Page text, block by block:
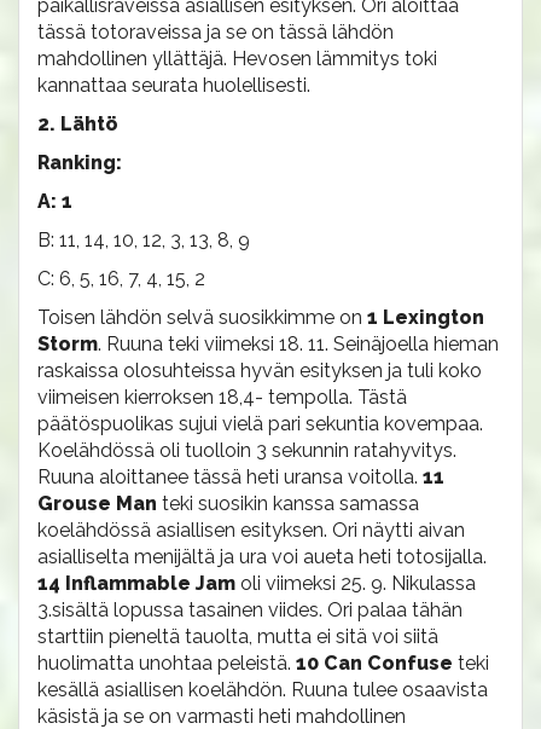
paikallisraveissa asiallisen esityksen. Ori aloittaa
tässä totoraveissa ja se on tässä lähdön
mahdollinen yllättäjä. Hevosen lämmitys toki
kannattaa seurata huolellisesti.
2. Lähtö
Ranking:
A: 1
B: 11, 14, 10, 12, 3, 13, 8, 9
C: 6, 5, 16, 7, 4, 15, 2
Toisen lähdön selvä suosikkimme on 1 Lexington
Storm. Ruuna teki viimeksi 18. 11. Seinäjoella hieman
raskaissa olosuhteissa hyvän esityksen ja tuli koko
viimeisen kierroksen 18,4- tempolla. Tästä
päätöspuolikas sujui vielä pari sekuntia kovempaa.
Koelähdössä oli tuolloin 3 sekunnin ratahyvitys.
Ruuna aloittanee tässä heti uransa voitolla. 11
Grouse Man teki suosikin kanssa samassa
koelähdössä asiallisen esityksen. Ori näytti aivan
asialliselta menijältä ja ura voi aueta heti totosijalla.
14 Inflammable Jam oli viimeksi 25. 9. Nikulassa
3.sisältä lopussa tasainen viides. Ori palaa tähän
starttiin pieneltä tauolta, mutta ei sitä voi siitä
huolimatta unohtaa peleistä. 10 Can Confuse teki
kesällä asiallisen koelähdön. Ruuna tulee osaavista
käsistä ja se on varmasti heti mahdollinen